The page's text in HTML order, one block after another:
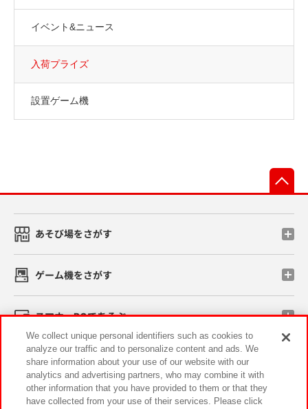
イベント&ニュース
入荷プライズ
設置ゲーム機
あそび場をさがす
ゲーム機をさがす
スマホ・PCであそぶ
イベント・キャンペーン
We collect unique personal identifiers such as cookies to
analyze our traffic and to personalize content and ads. We
share information about your use of our website with our
analytics and advertising partners, who may combine it with
other information that you have provided to them or that they
have collected from your use of their services. Please click